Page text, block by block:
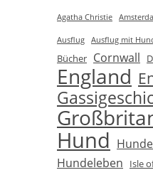
Agatha Christie
Ausflug Ausflug mit
Bücher Cornwall
England
Hund
Hundeleben Isle